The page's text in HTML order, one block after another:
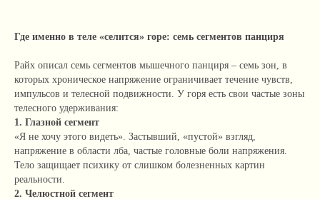
Где именно в теле «селится» горе: семь сегментов панциря
Райх описал семь сегментов мышечного панциря – семь зон, в
которых хроническое напряжение ограничивает течение чувств,
импульсов и телесной подвижности. У горя есть свои частые зоны
телесного удерживания:
1. Глазной сегмент
«Я не хочу этого видеть». Застывший, «пустой» взгляд,
напряжение в области лба, частые головные боли напряжения.
Тело защищает психику от слишком болезненных картин
реальности.
2. Челюстной сегмент